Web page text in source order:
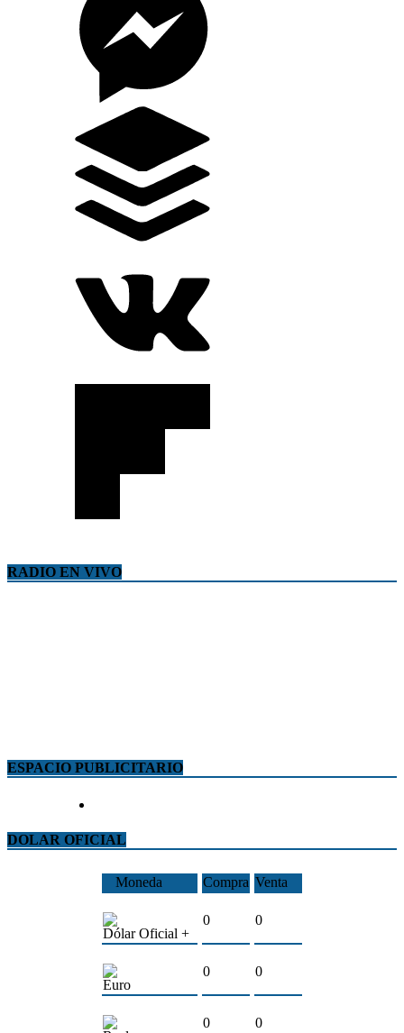
RADIO EN VIVO
ESPACIO PUBLICITARIO
DOLAR OFICIAL
Moneda Compra Venta
Dólar Oficial +
0 0
Euro
0 0
0 0